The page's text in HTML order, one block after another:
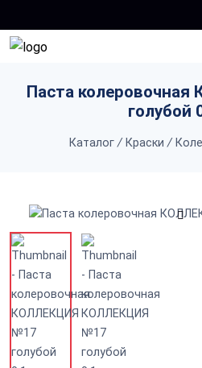
Паста
голубой
Каталог / Краски /